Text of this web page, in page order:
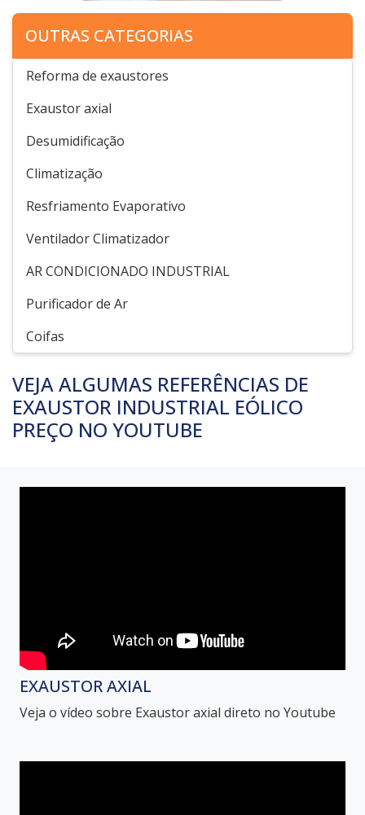
OUTRAS CATEGORIAS
Reforma de exaustores
Exaustor axial
Desumidificação
Climatização
Resfriamento Evaporativo
Ventilador Climatizador
AR CONDICIONADO INDUSTRIAL
Purificador de Ar
Coifas
VEJA ALGUMAS REFERÊNCIAS DE
EXAUSTOR INDUSTRIAL EÓLICO
PREÇO NO YOUTUBE
EXAUSTOR AXIAL
Veja o vídeo sobre Exaustor axial direto no Youtube